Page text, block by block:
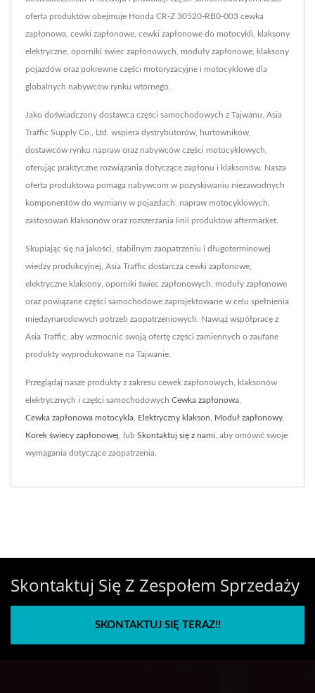
oferta produktów obejmuje Honda CR-Z 30520-RB0-003 cewka
zapłonowa, cewki zapłonowe, cewki zapłonowe do motocykli, klaksony
elektryczne, oporniki świec zapłonowych, moduły zapłonowe, klaksony
pojazdów oraz pokrewne części motoryzacyjne i motocyklowe dla
globalnych nabywców rynku wtórnego.
Jako doświadczony dostawca części samochodowych z Tajwanu, Asia
Traffic Supply Co., Ltd. wspiera dystrybutorów, hurtowników,
dostawców rynku napraw oraz nabywców części motocyklowych,
oferując praktyczne rozwiązania dotyczące zapłonu i klaksonów. Nasza
oferta produktowa pomaga nabywcom w pozyskiwaniu niezawodnych
komponentów do wymiany w pojazdach, napraw motocyklowych,
zastosowań klaksonów oraz rozszerzania linii produktów aftermarket.
Skupiając się na jakości, stabilnym zaopatrzeniu i długoterminowej
wiedzy produkcyjnej, Asia Traffic dostarcza cewki zapłonowe,
elektryczne klaksony, oporniki świec zapłonowych, moduły zapłonowe
oraz powiązane części samochodowe zaprojektowane w celu spełnienia
międzynarodowych potrzeb zaopatrzeniowych. Nawiąż współpracę z
Asia Traffic, aby wzmocnić swoją ofertę części zamiennych o zaufane
produkty wyprodukowane na Tajwanie.
Przeglądaj nasze produkty z zakresu cewek zapłonowych, klaksonów
elektrycznych i części samochodowych Cewka zapłonowa
Cewka zapłonowa motocykla Elektryczny klakson Moduł zapłonowy
Korek świecy zapłonowej , lub Skontaktuj się z nami , aby omówić swoje
wymagania dotyczące zaopatrzenia.
Skontaktuj Się Z Zespołem Sprzedaży
SKONTAKTUJ SIĘ TERAZ!!